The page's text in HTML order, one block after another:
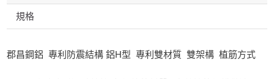
規格
郡昌鋼鋁 專利防震結構 鋁H型 專利雙材質 雙架構 植筋方式